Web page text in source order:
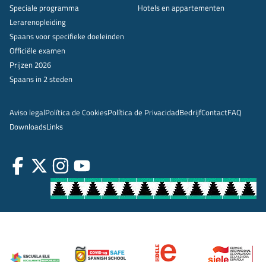
Speciale programma
Lerarenopleiding
Spaans voor specifieke doeleinden
Officiële examen
Prijzen 2026
Spaans in 2 steden
Hotels en appartementen
Aviso legalPolítica de CookiesPolítica de PrivacidadBedrijfContactFAQ
DownloadsLinks